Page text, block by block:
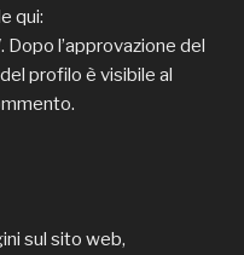
qui:
l’approvazione del
profilo è visibile al
sul sito web,